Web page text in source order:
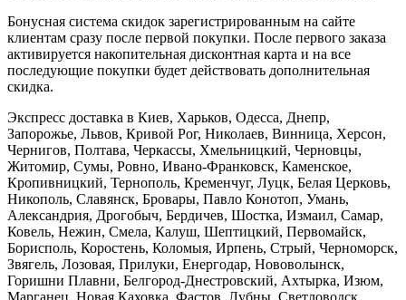
Бонусная система скидок зарегистрированным на сайте
клиентам сразу после первой покупки. После первого заказа
активируется накопительная дисконтная карта и на все
последующие покупки будет действовать дополнительная
скидка.
Экспресс доставка в Киев, Харьков, Одесса, Днепр,
Запорожье, Львов, Кривой Рог, Николаев, Винница, Херсон,
Чернигов, Полтава, Черкассы, Хмельницкий, Черновцы,
Житомир, Сумы, Ровно, Ивано-Франковск, Каменское,
Кропивницкий, Тернополь, Кременчуг, Луцк, Белая Церковь,
Никополь, Славянск, Бровары, Павло Конотоп, Умань,
Александрия, Дрогобыч, Бердичев, Шостка, Измаил, Самар,
Ковель, Нежин, Смела, Калуш, Шептицкий, Первомайск,
Борисполь, Коростень, Коломыя, Ирпень, Стрый, Черноморск,
Звягель, Лозовая, Прилуки, Енергодар, Нововолынск,
Горишни Плавни, Белгород-Днестровский, Ахтырка, Изюм,